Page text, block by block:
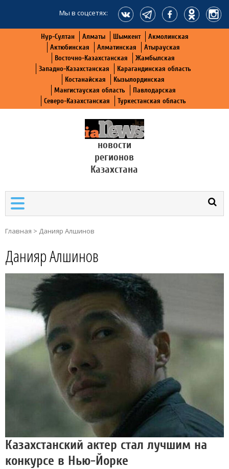
Мы в соцсетях:
Нур-Султан Алматы Шымкент
Акмолинская
Актюбинская
Алматинская
Атырауская
Восточно-Казахстанская
Жамбылская
Западно-Казахстанская
Карагандинская область
Костанайская
Кызылординская
Мангистауская область
Павлодарская
Северо-Казахстанская
Туркестанская область
новости
регионов
Казахстана
Главная > Данияр Алшинов
Данияр Алшинов
Казахстанский актер стал лучшим на
конкурсе в Нью-Йорке